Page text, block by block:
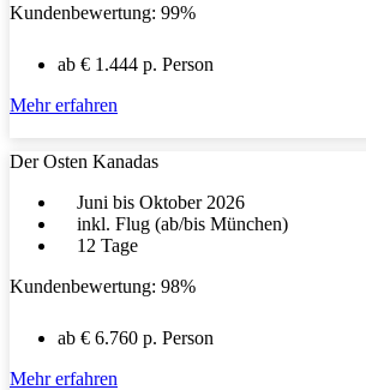
Kundenbewertung: 99%
ab € 1.444 p. Person
Mehr erfahren
Der Osten Kanadas
Juni bis Oktober 2026
inkl. Flug (ab/bis München)
12 Tage
Kundenbewertung: 98%
ab € 6.760 p. Person
Mehr erfahren